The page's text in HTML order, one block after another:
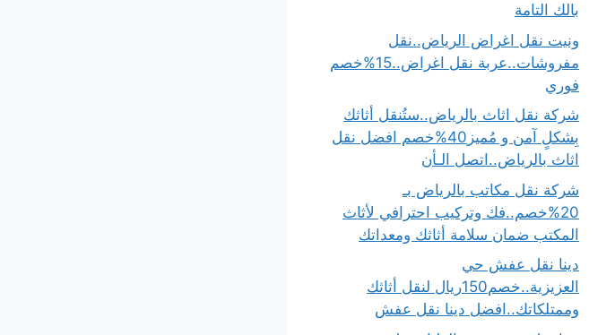
بالك التامة
ونيت نقل اغراض الرياض..نقل
مفروشات..عربة نقل اغراض..15%خصم
فوري
شركة نقل اثاث بالرياض..ستُنقل أثاثك
بِشكلٍ آمن و مُميز40%خصم افضل نقل
اثاث بالرياض..اتصل الـأن
شركة نقل مكاتب بالرياض بـ
20%خصم..فك وتركيب احترافي لأثاث
المكتب ضمان سلامة أثاثك ومعداتك
دينا نقل عفش حي
العزيزية..خصم150ريال لنقل أثاثك
وممتلكاتك..افضل دينا نقل عفش